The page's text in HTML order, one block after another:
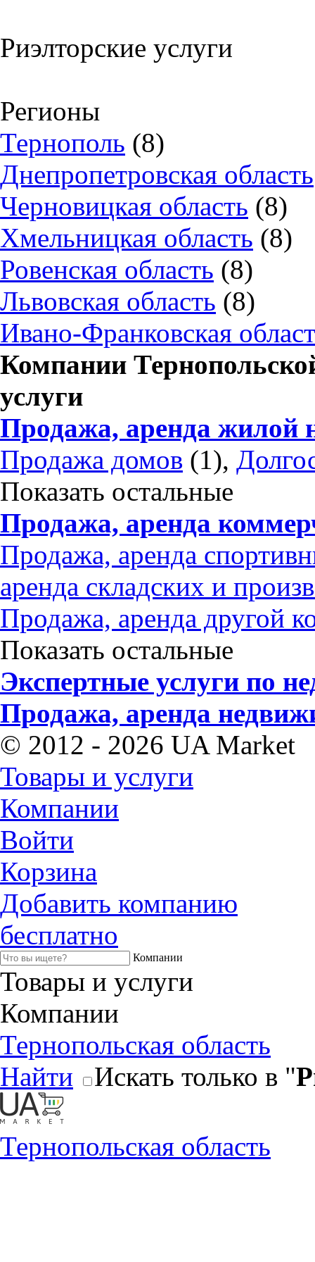
Риэлторские услуги
Регионы
Тернополь (8)
Днепропетровская область
Черновицкая область (8)
Хмельницкая область (8)
Ровенская область (8)
Львовская область (8)
Ивано-Франковская
Компании
услуги
Продажа, аренда жилой
Продажа домов (1),
Показать остальные
Продажа, аренда
Продажа, аренда
аренда складских и
Продажа, аренда другой
Показать остальные
Экспертные услуги по
Продажа, аренда
© 2012 - 2026 UA Market
Товары и услуги
Компании
Войти
Корзина
Добавить компанию
бесплатно
Компании
Товары и услуги
Компании
Тернопольская область
Найти
Искать только в "
Тернопольская область